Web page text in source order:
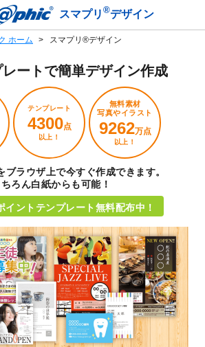
スマプリ ®デザイン
ホーム スマプリ®デザイン
ートで簡単デザイン作成
テンプレート
4300点
以上！
無料素材
写真やイラスト
9262万点
以上！
ブラウザ上で今すぐ作成できます。
ちろん白紙からも可能！
イントテンプレート無料配布中！